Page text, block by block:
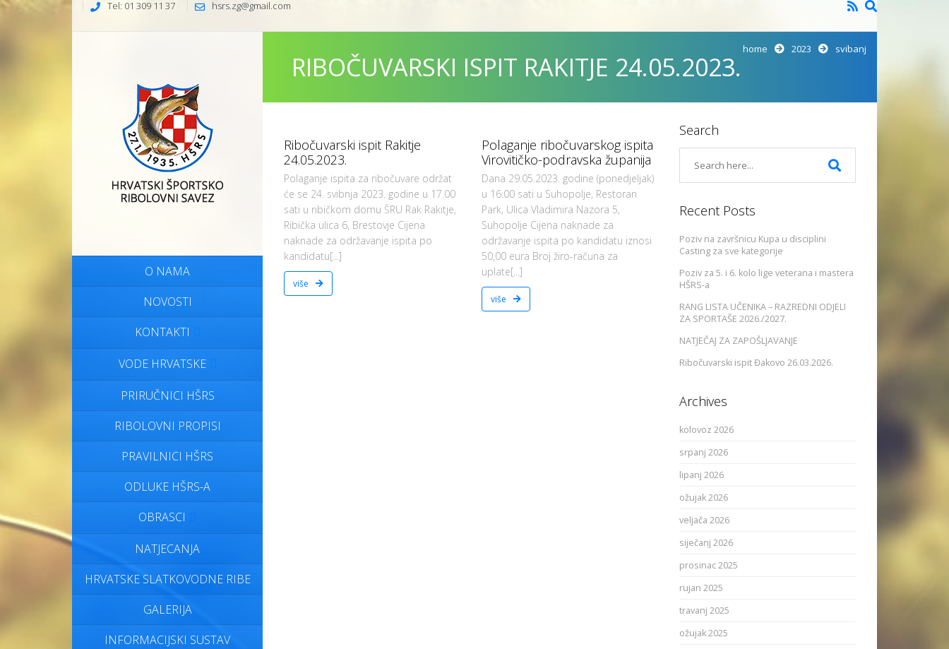
Tel: 01 309 11 37 hsrs.zg@gmail.com
O NAMA
NOVOSTI
KONTAKTI
VODE HRVATSKE
PRIRUČNICI HŠRS
RIBOLOVNI PROPISI
PRAVILNICI HŠRS
ODLUKE HŠRS-A
OBRASCI
NATJECANJA
HRVATSKE SLATKOVODNE RIBE
GALERIJA
INFORMACIJSKI SUSTAV
RIBOČUVARSKI ISPIT RAKITJE 24.05.2023.
home 2023 svibanj
Ribočuvarski ispit Rakitje
24.05.2023.
Polaganje ispita za ribočuvare održat
će se 24. svibnja 2023. godine u 17.00
sati u ribičkom domu ŠRU Rak Rakitje,
Ribička ulica 6, Brestovje Cijena
naknade za održavanje ispita po
kandidatu[...]
više
Polaganje ribočuvarskog ispita
Virovitičko-podravska županija
Dana 29.05.2023. godine (ponedjeljak)
u 16:00 sati u Suhopolje, Restoran
Park, Ulica Vladimira Nazora 5,
Suhopolje Cijena naknade za
održavanje ispita po kandidatu iznosi
50,00 eura Broj žiro-računa za
uplate[...]
više
Search
Recent Posts
Poziv na završnicu Kupa u disciplini
Casting za sve kategorije
Poziv za 5. i 6. kolo lige veterana i mastera
HŠRS-a
RANG LISTA UČENIKA – RAZREDNI ODJELI
ZA SPORTAŠE 2026./2027.
NATJEČAJ ZA ZAPOŠLJAVANJE
Ribočuvarski ispit Đakovo 26.03.2026.
Archives
kolovoz 2026
srpanj 2026
lipanj 2026
ožujak 2026
veljača 2026
siječanj 2026
prosinac 2025
rujan 2025
travanj 2025
ožujak 2025